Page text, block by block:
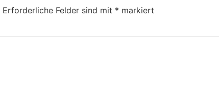
Erforderliche Felder sind mit * markiert